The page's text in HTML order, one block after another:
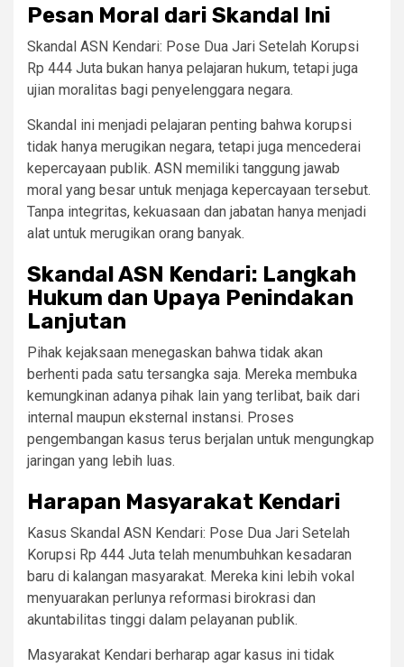
Pesan Moral dari Skandal Ini
Skandal ASN Kendari: Pose Dua Jari Setelah Korupsi
Rp 444 Juta bukan hanya pelajaran hukum, tetapi juga
ujian moralitas bagi penyelenggara negara.
Skandal ini menjadi pelajaran penting bahwa korupsi
tidak hanya merugikan negara, tetapi juga mencederai
kepercayaan publik. ASN memiliki tanggung jawab
moral yang besar untuk menjaga kepercayaan tersebut.
Tanpa integritas, kekuasaan dan jabatan hanya menjadi
alat untuk merugikan orang banyak.
Skandal ASN Kendari: Langkah
Hukum dan Upaya Penindakan
Lanjutan
Pihak kejaksaan menegaskan bahwa tidak akan
berhenti pada satu tersangka saja. Mereka membuka
kemungkinan adanya pihak lain yang terlibat, baik dari
internal maupun eksternal instansi. Proses
pengembangan kasus terus berjalan untuk mengungkap
jaringan yang lebih luas.
Harapan Masyarakat Kendari
Kasus Skandal ASN Kendari: Pose Dua Jari Setelah
Korupsi Rp 444 Juta telah menumbuhkan kesadaran
baru di kalangan masyarakat. Mereka kini lebih vokal
menyuarakan perlunya reformasi birokrasi dan
akuntabilitas tinggi dalam pelayanan publik.
Masyarakat Kendari berharap agar kasus ini tidak